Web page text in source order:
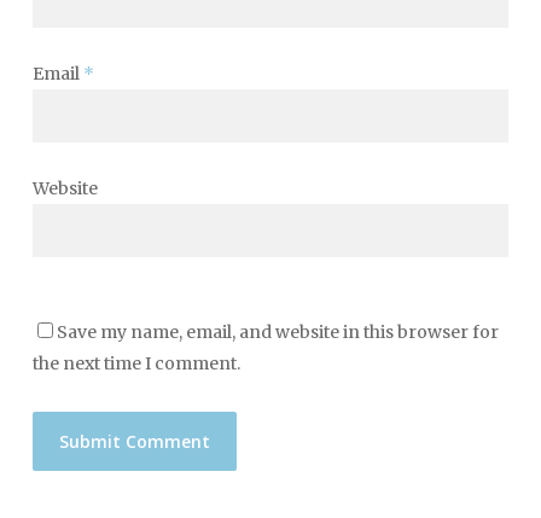
Email *
Website
Save my name, email, and website in this browser for
the next time I comment.